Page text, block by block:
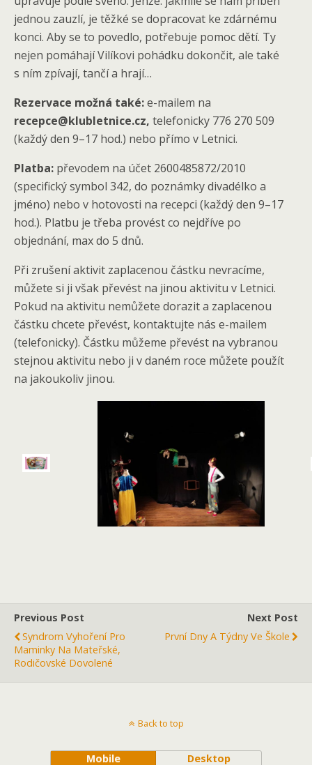
jednou zauzlí, je těžké se dopracovat ke zdárnému
konci. Aby se to povedlo, potřebuje pomoc dětí. Ty
nejen pomáhají Vilíkovi pohádku dokončit, ale také
s ním zpívají, tančí a hrají…
Rezervace možná také:e-mailem na
recepce@klubletnice.cz, telefonicky 776 270 509
(každý den 9–17 hod.) nebo přímo v Letnici.
Platba: převodem na účet 2600485872/2010
(specifický symbol 342, do poznámky divadélko a
jméno) nebo v hotovosti na recepci (každý den 9–17
hod.). Platbu je třeba provést co nejdříve po
objednání, max do 5 dnů.
Při zrušení aktivit zaplacenou částku nevracíme,
můžete si ji však převést na jinou aktivitu v Letnici.
Pokud na aktivitu nemůžete dorazit a zaplacenou
částku chcete převést, kontaktujte nás e-mailem
(telefonicky). Částku můžeme převést na vybranou
stejnou aktivitu nebo ji v daném roce můžete použít
na jakoukoliv jinou.
Previous Post
Syndrom Vyhoření Pro
Maminky Na Mateřské,
Rodičovské Dovolené
Next Post
První Dny A Týdny Ve Škole
Back to top
Mobile Desktop